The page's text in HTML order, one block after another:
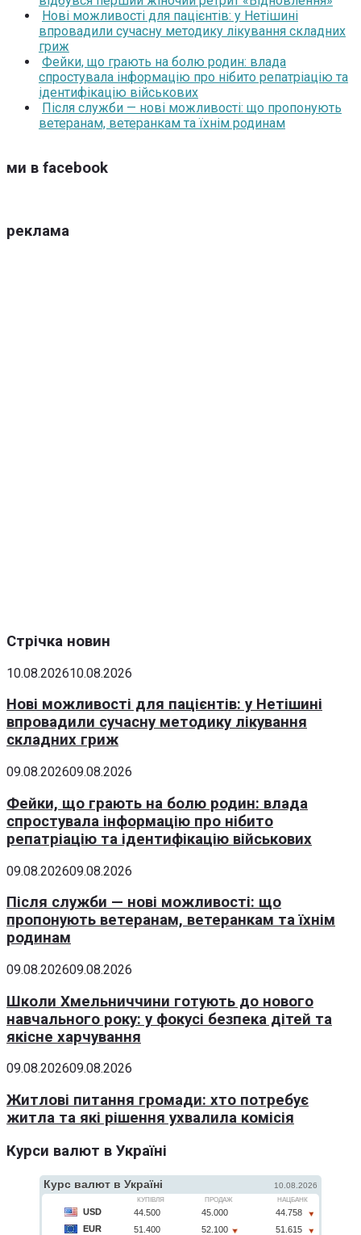
Нові можливості для пацієнтів: у Нетішині
впровадили сучасну методику лікування складних
гриж
Фейки, що грають на болю родин: влада
спростувала інформацію про нібито репатріацію та
ідентифікацію військових
Після служби — нові можливості: що пропонують
ветеранам, ветеранкам та їхнім родинам
ми в facebook
реклама
Стрічка новин
10.08.202610.08.2026
Нові можливості для пацієнтів: у Нетішині
впровадили сучасну методику лікування
складних гриж
09.08.202609.08.2026
Фейки, що грають на болю родин: влада
спростувала інформацію про нібито
репатріацію та ідентифікацію військових
09.08.202609.08.2026
Після служби — нові можливості: що
пропонують ветеранам, ветеранкам та їхнім
родинам
09.08.202609.08.2026
Школи Хмельниччини готують до нового
навчального року: у фокусі безпека дітей та
якісне харчування
09.08.202609.08.2026
Житлові питання громади: хто потребує
житла та які рішення ухвалила комісія
Курси валют в Україні